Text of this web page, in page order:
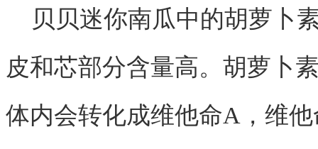
贝贝迷你南瓜中的胡萝卜
皮和芯部分含量高。胡萝卜
体内会转化成维他命A，维